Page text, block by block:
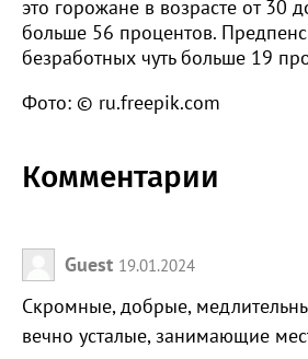
это горожане в возрасте от 30
больше 56 процентов.
безработных чуть больше
Фото: © ru.freepik.com
Комментарии
Guest 19.01.2024
Скромные, добрые,
вечно усталые, занимающие